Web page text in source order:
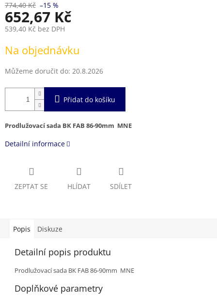
774,40 Kč –15 %
652,67 Kč
539,40 Kč bez DPH
cena:
Na objednávku
Můžeme doručit do: 20.8.2026
Přidat do košíku
Prodlužovací sada BK FAB 86-90mm MNE
Detailní informace
ZEPTAT SE HLÍDAT SDÍLET
Popis Diskuze
Detailní popis produktu
Prodlužovací sada BK FAB 86-90mm MNE
Doplňkové parametry